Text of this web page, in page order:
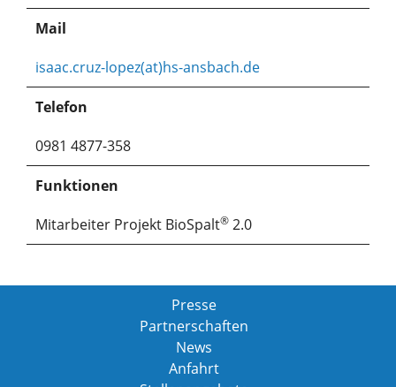
Mail
isaac.cruz-lopez(at)hs-ansbach.de
Telefon
0981 4877-358
Funktionen
Mitarbeiter Projekt BioSpalt® 2.0
Presse
Partnerschaften
News
Anfahrt